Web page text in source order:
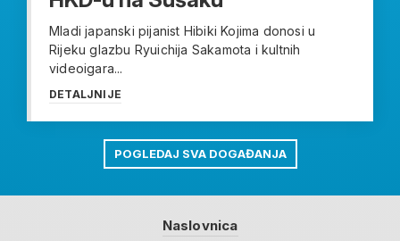
Mladi japanski pijanist Hibiki Kojima donosi u
Rijeku glazbu Ryuichija Sakamota i kultnih
videoigara...
DETALJNIJE
POGLEDAJ SVA DOGAĐANJA
Naslovnica